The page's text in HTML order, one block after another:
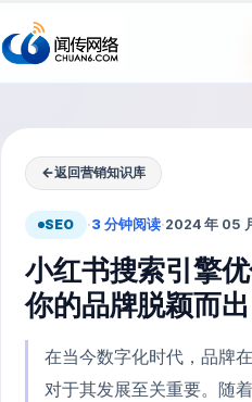
←返回营销知识库
SEO ·3 分钟阅读·2024 年 05
小红书搜索引擎
你的品牌脱颖而出
在当今数字化时代，品牌
对于其发展至关重要。随